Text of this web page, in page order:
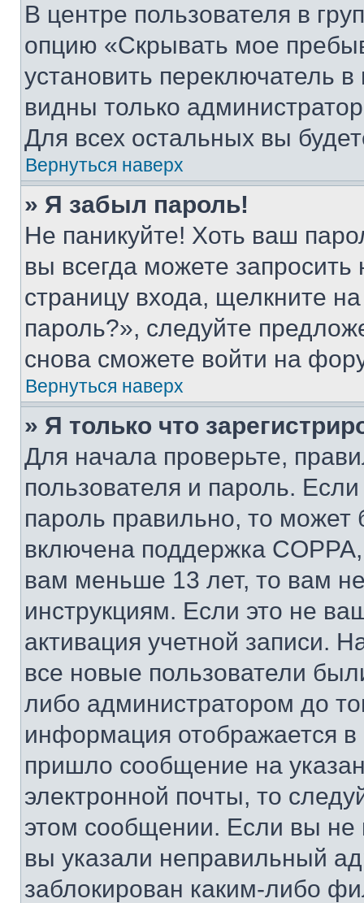
В центре пользователя в
опцию «Скрывать мое
установить переключатель
видны только
Для всех остальных вы
Вернуться наверх
» Я забыл пароль!
Не паникуйте! Хоть ваш
вы всегда можете
страницу входа, щелкните
пароль?», следуйте
снова сможете войти на
Вернуться наверх
» Я только что
Для начала проверьте,
пользователя и пароль.
пароль правильно, то может
включена поддержка
вам меньше 13 лет, то вам
инструкциям. Если это не
активация учетной записи.
все новые пользователи
либо администратором до
информация отображается
пришло сообщение на
электронной почты, то
этом сообщении. Если вы
вы указали неправильный
заблокирован каким-либо